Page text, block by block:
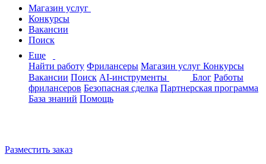
Магазин услуг
Конкурсы
Вакансии
Поиск
Еще
Найти работу Фрилансеры Магазин услуг Конкурсы
Вакансии Поиск AI-инструменты Блог Работы
фрилансеров Безопасная сделка Партнерская программа
База знаний Помощь
Разместить заказ